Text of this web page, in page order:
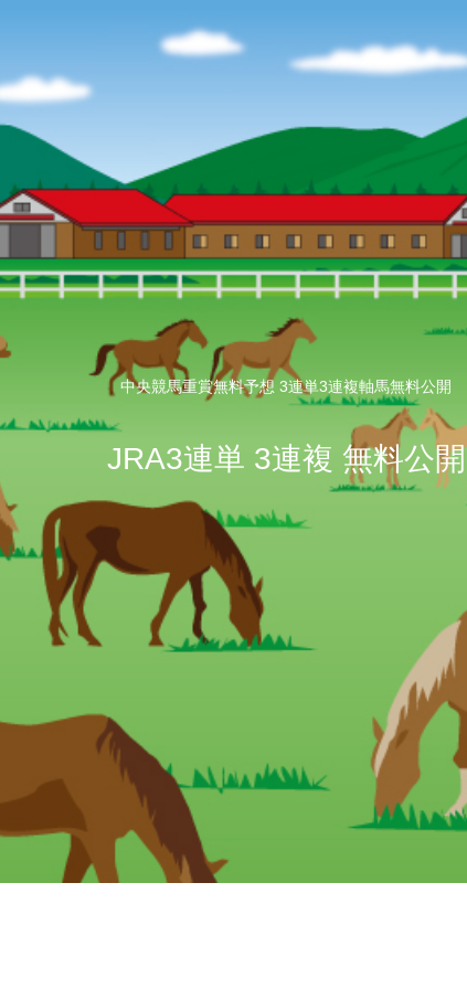
中央競馬重賞無料予想 3連単3連複軸馬無料公開
JRA3連単 3連複 無料公開